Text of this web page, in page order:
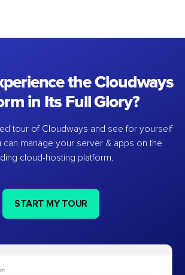
the Cloudways
in Its Full Glory?
tour of Cloudways and see for yourself
can manage your server & apps on the
cloud-hosting platform.
START MY TOUR